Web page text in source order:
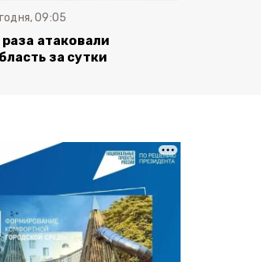
09:05
атаковали
за сутки